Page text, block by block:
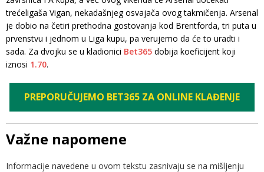
trećeligaša Vigan, nekadašnjeg osvajača ovog takmičenja. Arsenal
je dobio na četiri prethodna gostovanja kod Brentforda, tri puta u
prvenstvu i jednom u Liga kupu, pa verujemo da će to uradti i
sada. Za dvojku se u kladionici Bet365 dobija koeficijent koji
iznosi 1.70.
PREPORUČUJEMO BET365 ZA ONLINE KLAĐENJE
Važne napomene
Informacije navedene u ovom tekstu zasnivaju se na mišljenju